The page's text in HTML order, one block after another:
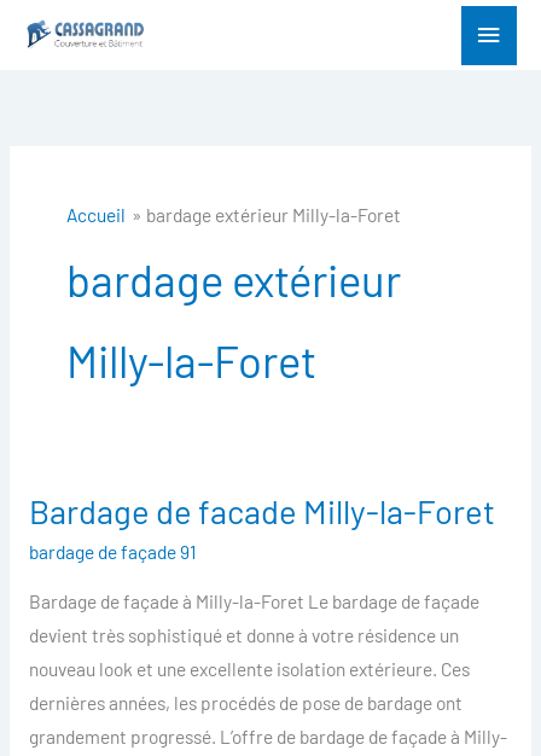
Menu
Accueil bardage extérieur Milly-la-Foret
bardage extérieur
Milly-la-Foret
Bardage de facade Milly-la-Foret
bardage de façade 91
Bardage de façade à Milly-la-Foret Le bardage de façade
devient très sophistiqué et donne à votre résidence un
nouveau look et une excellente isolation extérieure. Ces
dernières années, les procédés de pose de bardage ont
grandement progressé. L’offre de bardage de façade à Milly-
Bardage
Milly-
la-
Foret